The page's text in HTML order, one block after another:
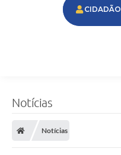
CIDADÃO
Notícias
Notícias